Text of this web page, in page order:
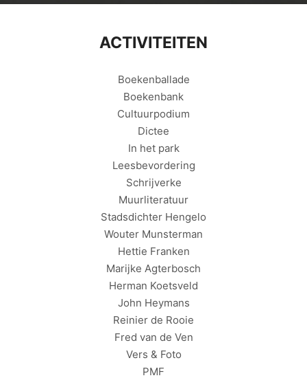
ACTIVITEITEN
Boekenballade
Boekenbank
Cultuurpodium
Dictee
In het park
Leesbevordering
Schrijverke
Muurliteratuur
Stadsdichter Hengelo
Wouter Munsterman
Hettie Franken
Marijke Agterbosch
Herman Koetsveld
John Heymans
Reinier de Rooie
Fred van de Ven
Vers & Foto
PMF